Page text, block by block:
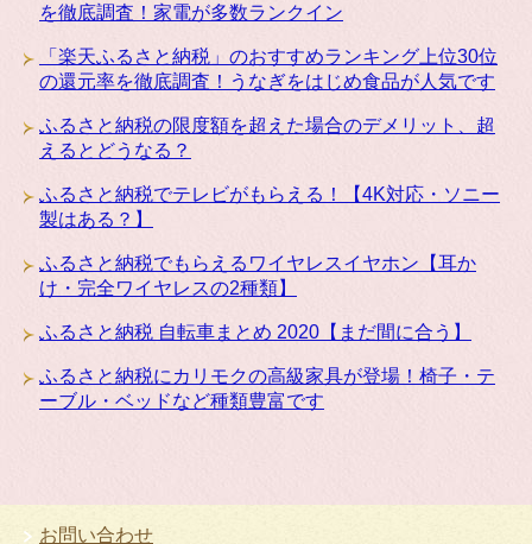
を徹底調査！家電が多数ランクイン
「楽天ふるさと納税」のおすすめランキング上位30位
の還元率を徹底調査！うなぎをはじめ食品が人気です
ふるさと納税の限度額を超えた場合のデメリット、超
えるとどうなる？
ふるさと納税でテレビがもらえる！【4K対応・ソニー
製はある？】
ふるさと納税でもらえるワイヤレスイヤホン【耳か
け・完全ワイヤレスの2種類】
ふるさと納税 自転車まとめ 2020【まだ間に合う】
ふるさと納税にカリモクの高級家具が登場！椅子・テ
ーブル・ベッドなど種類豊富です
お問い合わせ